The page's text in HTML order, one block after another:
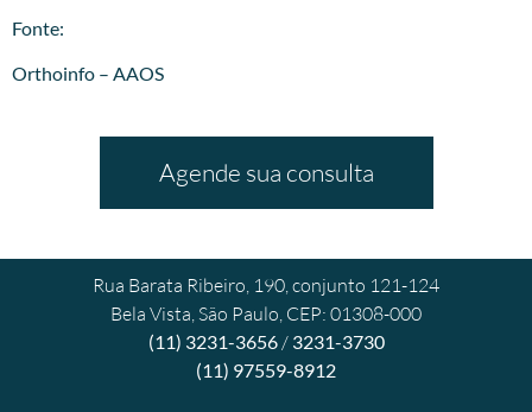
Fonte:
Orthoinfo – AAOS
Agende sua consulta
Rua Barata Ribeiro, 190, conjunto 121-124
Bela Vista, São Paulo, CEP: 01308-000
(11) 3231-3656/ 3231-3730
(11) 97559-8912